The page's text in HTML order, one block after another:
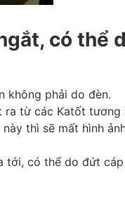
có thể
không phải do đèn.
ra từ các Katốt tương
thì sẽ mất hình
tới, có thể do đứt